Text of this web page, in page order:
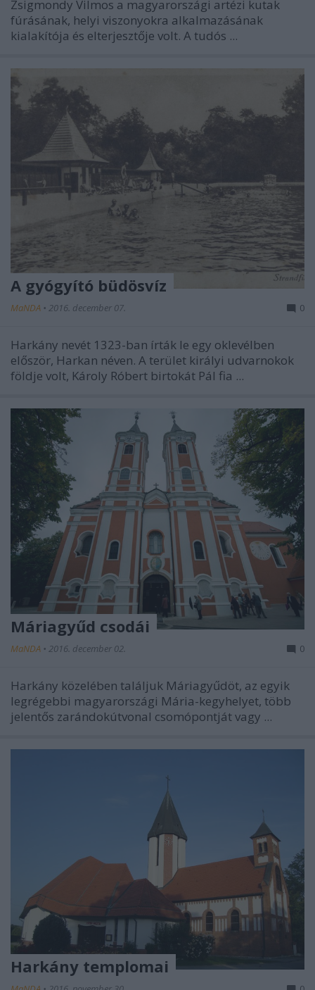
Zsigmondy Vilmos a magyarországi artézi kutak
fúrásának, helyi viszonyokra alkalmazásának
kialakítója és elterjesztője volt. A tudós ...
A gyógyító büdösvíz
MaNDA • 2016. december 07. 0
Harkány nevét 1323-ban írták le egy oklevélben
először, Harkan néven. A terület királyi udvarnokok
földje volt, Károly Róbert birtokát Pál fia ...
Máriagyűd csodái
MaNDA • 2016. december 02. 0
Harkány közelében találjuk Máriagyűdöt, az egyik
legrégebbi magyarországi Mária-kegyhelyet, több
jelentős zarándokútvonal csomópontját vagy ...
Harkány templomai